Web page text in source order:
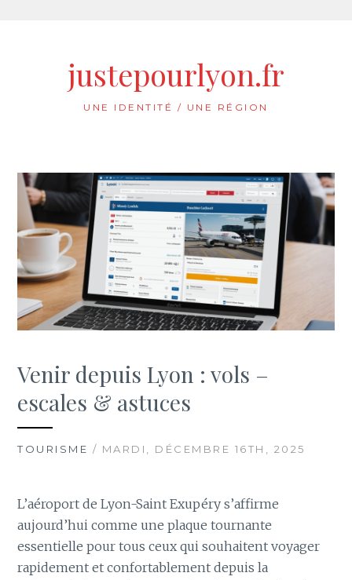
justepourlyon.fr
UNE IDENTITÉ / UNE RÉGION
Venir depuis Lyon : vols –
escales & astuces
TOURISME / MARDI, DÉCEMBRE 16TH, 2025
L’aéroport de Lyon-Saint Exupéry s’affirme
aujourd’hui comme une plaque tournante
essentielle pour tous ceux qui souhaitent voyager
rapidement et confortablement depuis la